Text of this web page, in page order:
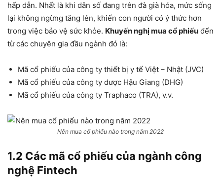
hấp dẫn. Nhất là khi dân số đang trên đà già hóa, mức sống
lại không ngừng tăng lên, khiến con người có ý thức hơn
trong việc bảo vệ sức khỏe. Khuyến nghị mua cổ phiếu đến
từ các chuyên gia đầu ngành đó là:
Mã cổ phiếu của công ty thiết bị y tế Việt – Nhật (JVC)
Mã cổ phiếu của công ty dược Hậu Giang (DHG)
Mã cổ phiếu của công ty Traphaco (TRA), v.v.
Nên mua cổ phiếu nào trong năm 2022
1.2 Các mã cổ phiếu của ngành công
nghệ Fintech